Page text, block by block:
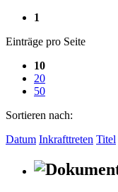
1
Einträge pro Seite
10
20
50
Sortieren nach:
Datum Inkrafttreten Titel